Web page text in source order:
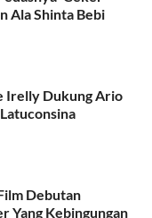
Ala Shinta Bebi
Irelly Dukung Ario
Debutan
Yang Kebingungan